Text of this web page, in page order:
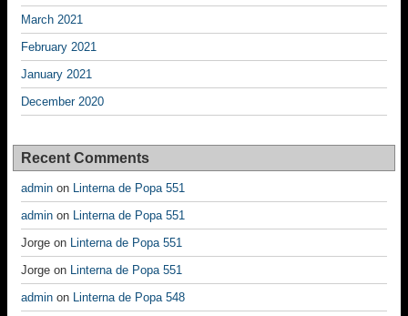
March 2021
February 2021
January 2021
December 2020
Recent Comments
admin on
Linterna de Popa 551
admin on
Linterna de Popa 551
Jorge on
Linterna de Popa 551
Jorge on
Linterna de Popa 551
admin on Linterna de Popa 548